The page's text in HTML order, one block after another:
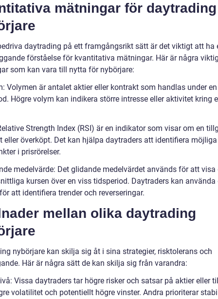
mätningar för daytrading
daytrading på ett framgångsrikt sätt är det viktigt att ha
förståelse för kvantitativa mätningar. Här är några
som kan vara till nytta för nybörjare:
Volymen är antalet aktier eller kontrakt som handlas under
Högre volym kan indikera större intresse eller aktivitet kring
Strength Index (RSI) är en indikator som visar om en
eller överköpt. Det kan hjälpa daytraders att identifiera möjliga
i prisrörelser.
medelvärde: Det glidande medelvärdet används för att visa
kursen över en viss tidsperiod. Daytraders kan använda
att identifiera trender och reverseringar.
mellan olika daytrading
nybörjare kan skilja sig åt i sina strategier, risktolerans och
Här är några sätt de kan skilja sig från varandra:
Vissa daytraders tar högre risker och satsar på aktier eller
volatilitet och potentiellt högre vinster. Andra prioriterar